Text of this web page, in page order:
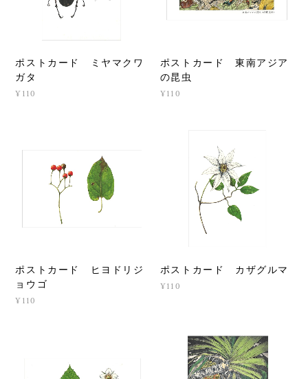
ポストカード ミヤマクワ
ガタ
¥110
ポストカード 東南アジア
の昆虫
¥110
ポストカード ヒヨドリジ
ョウゴ
¥110
ポストカード カザグルマ
¥110